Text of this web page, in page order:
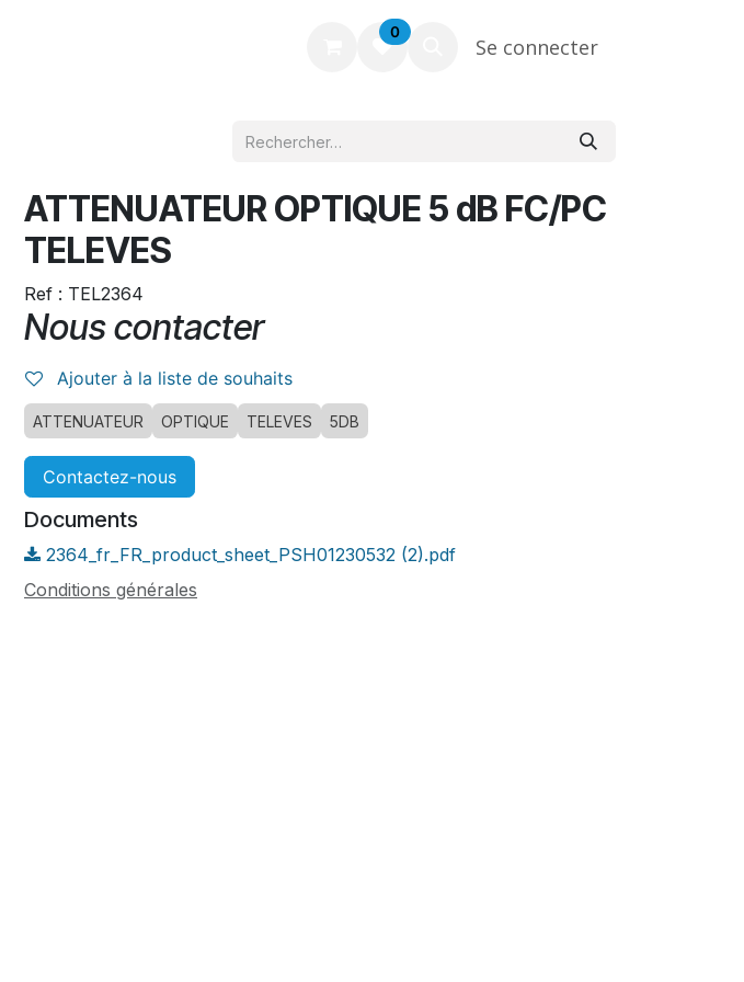
0
Se connecter
ATTENUATEUR OPTIQUE 5 dB FC/PC
TELEVES
Ref : TEL2364
Nous contacter
Ajouter à la liste de souhaits
ATTENUATEUR OPTIQUE TELEVES 5DB
Contactez-nous
Documents
2364_fr_FR_product_sheet_PSH01230532 (2).pdf
Conditions générales